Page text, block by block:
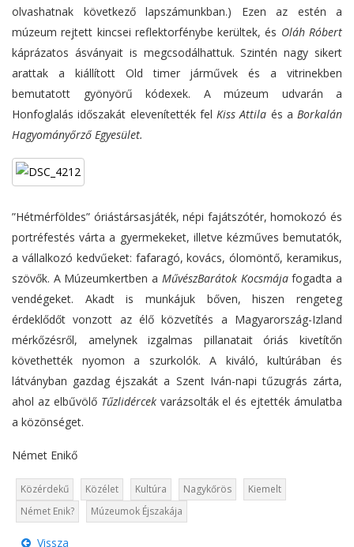
olvashatnak következő lapszámunkban.) Ezen az estén a
múzeum rejtett kincsei reflektorfénybe kerültek, és Oláh Róbert
káprázatos ásványait is megcsodálhattuk. Szintén nagy sikert
arattak a kiállított Old timer járművek és a vitrinekben
bemutatott gyönyörű kódexek. A múzeum udvarán a
Honfoglalás időszakát elevenítették fel Kiss Attila és a Borkalán
Hagyományőrző Egyesület.
”Hétmérföldes” óriástársasjáték, népi fajátszótér, homokozó és
portréfestés várta a gyermekeket, illetve kézműves bemutatók,
a vállalkozó kedvűeket: fafaragó, kovács, ólomöntő, keramikus,
szövők. A Múzeumkertben a MűvészBarátok Kocsmájafogadta a
vendégeket. Akadt is munkájuk bőven, hiszen rengeteg
érdeklődőt vonzott az élő közvetítés a Magyarország-Izland
mérkőzésről, amelynek izgalmas pillanatait óriás kivetítőn
követhették nyomon a szurkolók. A kiváló, kultúrában és
látványban gazdag éjszakát a Szent Iván-napi tűzugrás zárta,
ahol az elbűvölő Tűzlidércek varázsolták el és ejtették ámulatba
a közönséget.
Német Enikő
Közérdekű Közélet Kultúra Nagykőrös
Kiemelt
Német Enik?
Múzeumok Éjszakája
Vissza